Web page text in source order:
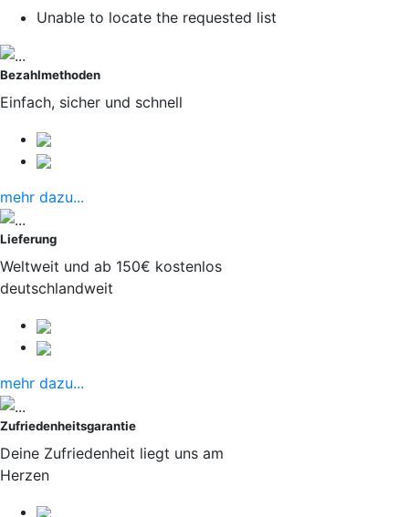
Unable to locate the requested list
Bezahlmethoden
Einfach, sicher und schnell
mehr dazu...
Lieferung
Weltweit und ab 150€ kostenlos
deutschlandweit
mehr dazu...
Zufriedenheitsgarantie
Deine Zufriedenheit liegt uns am
Herzen